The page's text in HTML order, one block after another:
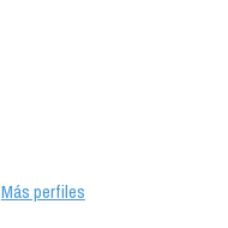
Más perfiles